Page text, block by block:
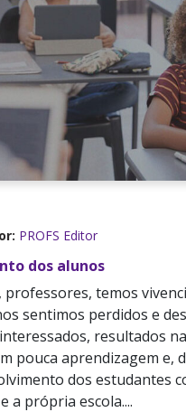
PROFS Editor
dos alunos
professores, temos
sentimos perdidos e
resultados
pouca aprendizagem e,
dos estudantes
a própria escola....